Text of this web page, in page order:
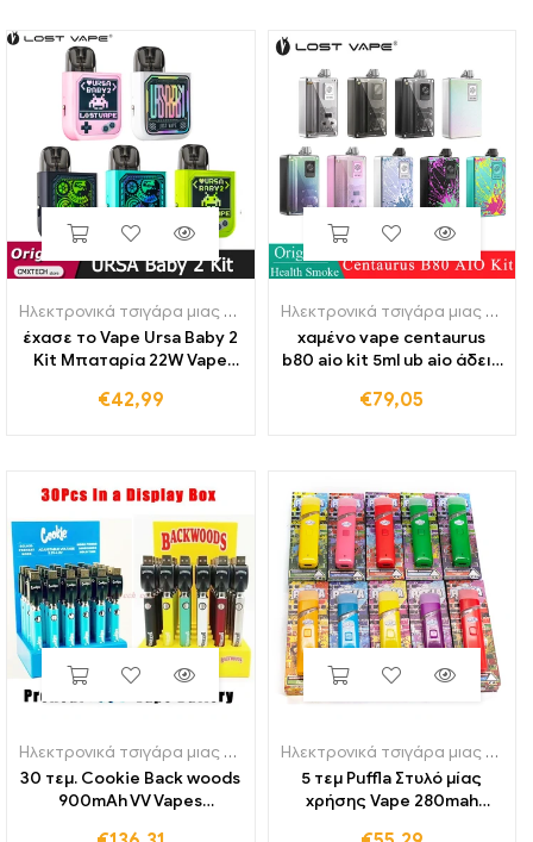
Ηλεκτρονικά τσιγάρα μιας χρήσης
έχασε το Vape Ursa Baby 2
Kit Μπαταρία 22W Vape
Cartridge 0.6/0,8
€42,99
Ηλεκτρονικά τσιγάρα μιας χρήσης
χαμένο vape centaurus
b80 aio kit 5ml ub aio άδειο
UB Ultra Coil E-Cigarette
€79,05
Ηλεκτρονικά τσιγάρα μιας χρήσης
30 τεμ. Cookie Back woods
900mAh VV Vapes
Ηλεκτρονικά τσιγάρα μιας χρήσης
5 τεμ Puffla Στυλό μίας
χρήσης Vape 280mah